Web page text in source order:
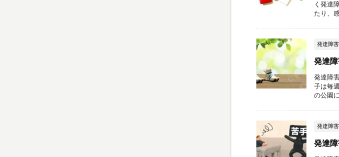
く発達
たり、
発達障
発達
発達障
子は毎
の公園
発達障
発達